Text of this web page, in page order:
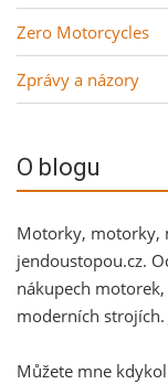
Zero Motorcycles
Zprávy a názory
O blogu
Motorky, motorky,
jendoustopou.cz.
nákupech
moderních strojích.
Můžete mne